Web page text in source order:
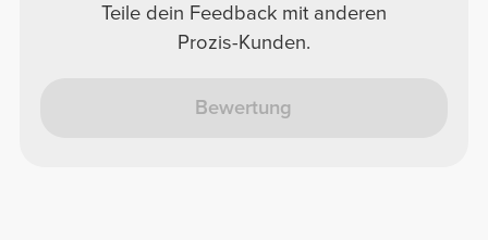
Teile dein Feedback mit anderen
Prozis-Kunden.
Bewertung